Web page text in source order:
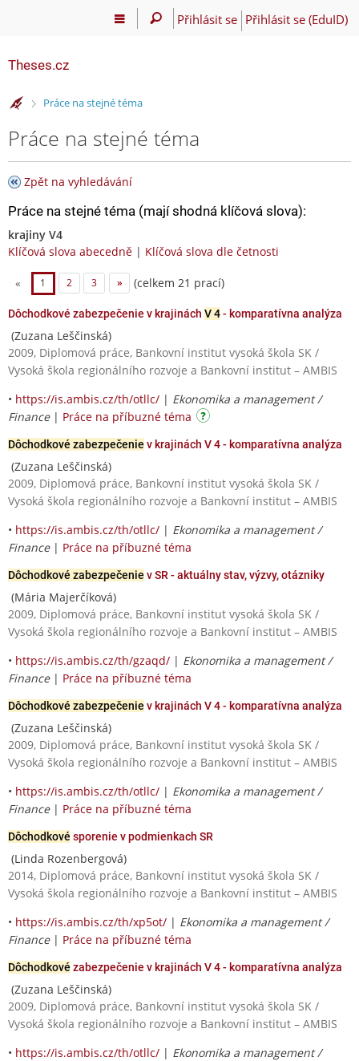
Přihlásit se Přihlásit se (EduID)
Theses.cz
>Práce na stejné téma
Práce na stejné téma
Zpět na vyhledávání
Práce na stejné téma (mají shodná klíčová slova):
krajiny V4
Klíčová slova abecedně | Klíčová slova dle četnosti
« 1 2 3 » (celkem 21 prací)
Dôchodkové zabezpečenie v krajinách V 4- komparatívna analýza
(Zuzana Leščinská)
2009, Diplomová práce, Bankovní institut vysoká škola SK /
Vysoká škola regionálního rozvoje a Bankovní institut – AMBIS
• https://is.ambis.cz/th/otllc/ | Ekonomika a management /
Finance| Práce na příbuzné téma
Dôchodkové zabezpečenie v krajinách V 4 - komparatívna analýza
(Zuzana Leščinská)
2009, Diplomová práce, Bankovní institut vysoká škola SK /
Vysoká škola regionálního rozvoje a Bankovní institut – AMBIS
• https://is.ambis.cz/th/otllc/ | Ekonomika a management /
Finance| Práce na příbuzné téma
Dôchodkové zabezpečenie v SR - aktuálny stav, výzvy, otázniky
(Mária Majerčíková)
2009, Diplomová práce, Bankovní institut vysoká škola SK /
Vysoká škola regionálního rozvoje a Bankovní institut – AMBIS
• https://is.ambis.cz/th/gzaqd/ | Ekonomika a management /
Finance| Práce na příbuzné téma
Dôchodkové zabezpečenie v krajinách V 4 - komparatívna analýza
(Zuzana Leščinská)
2009, Diplomová práce, Bankovní institut vysoká škola SK /
Vysoká škola regionálního rozvoje a Bankovní institut – AMBIS
• https://is.ambis.cz/th/otllc/ | Ekonomika a management /
Finance| Práce na příbuzné téma
Dôchodkové sporenie v podmienkach SR
(Linda Rozenbergová)
2014, Diplomová práce, Bankovní institut vysoká škola SK /
Vysoká škola regionálního rozvoje a Bankovní institut – AMBIS
• https://is.ambis.cz/th/xp5ot/ | Ekonomika a management /
Finance| Práce na příbuzné téma
Dôchodkové zabezpečenie v krajinách V 4 - komparatívna analýza
(Zuzana Leščinská)
2009, Diplomová práce, Bankovní institut vysoká škola SK /
Vysoká škola regionálního rozvoje a Bankovní institut – AMBIS
• https://is.ambis.cz/th/otllc/ | Ekonomika a management /